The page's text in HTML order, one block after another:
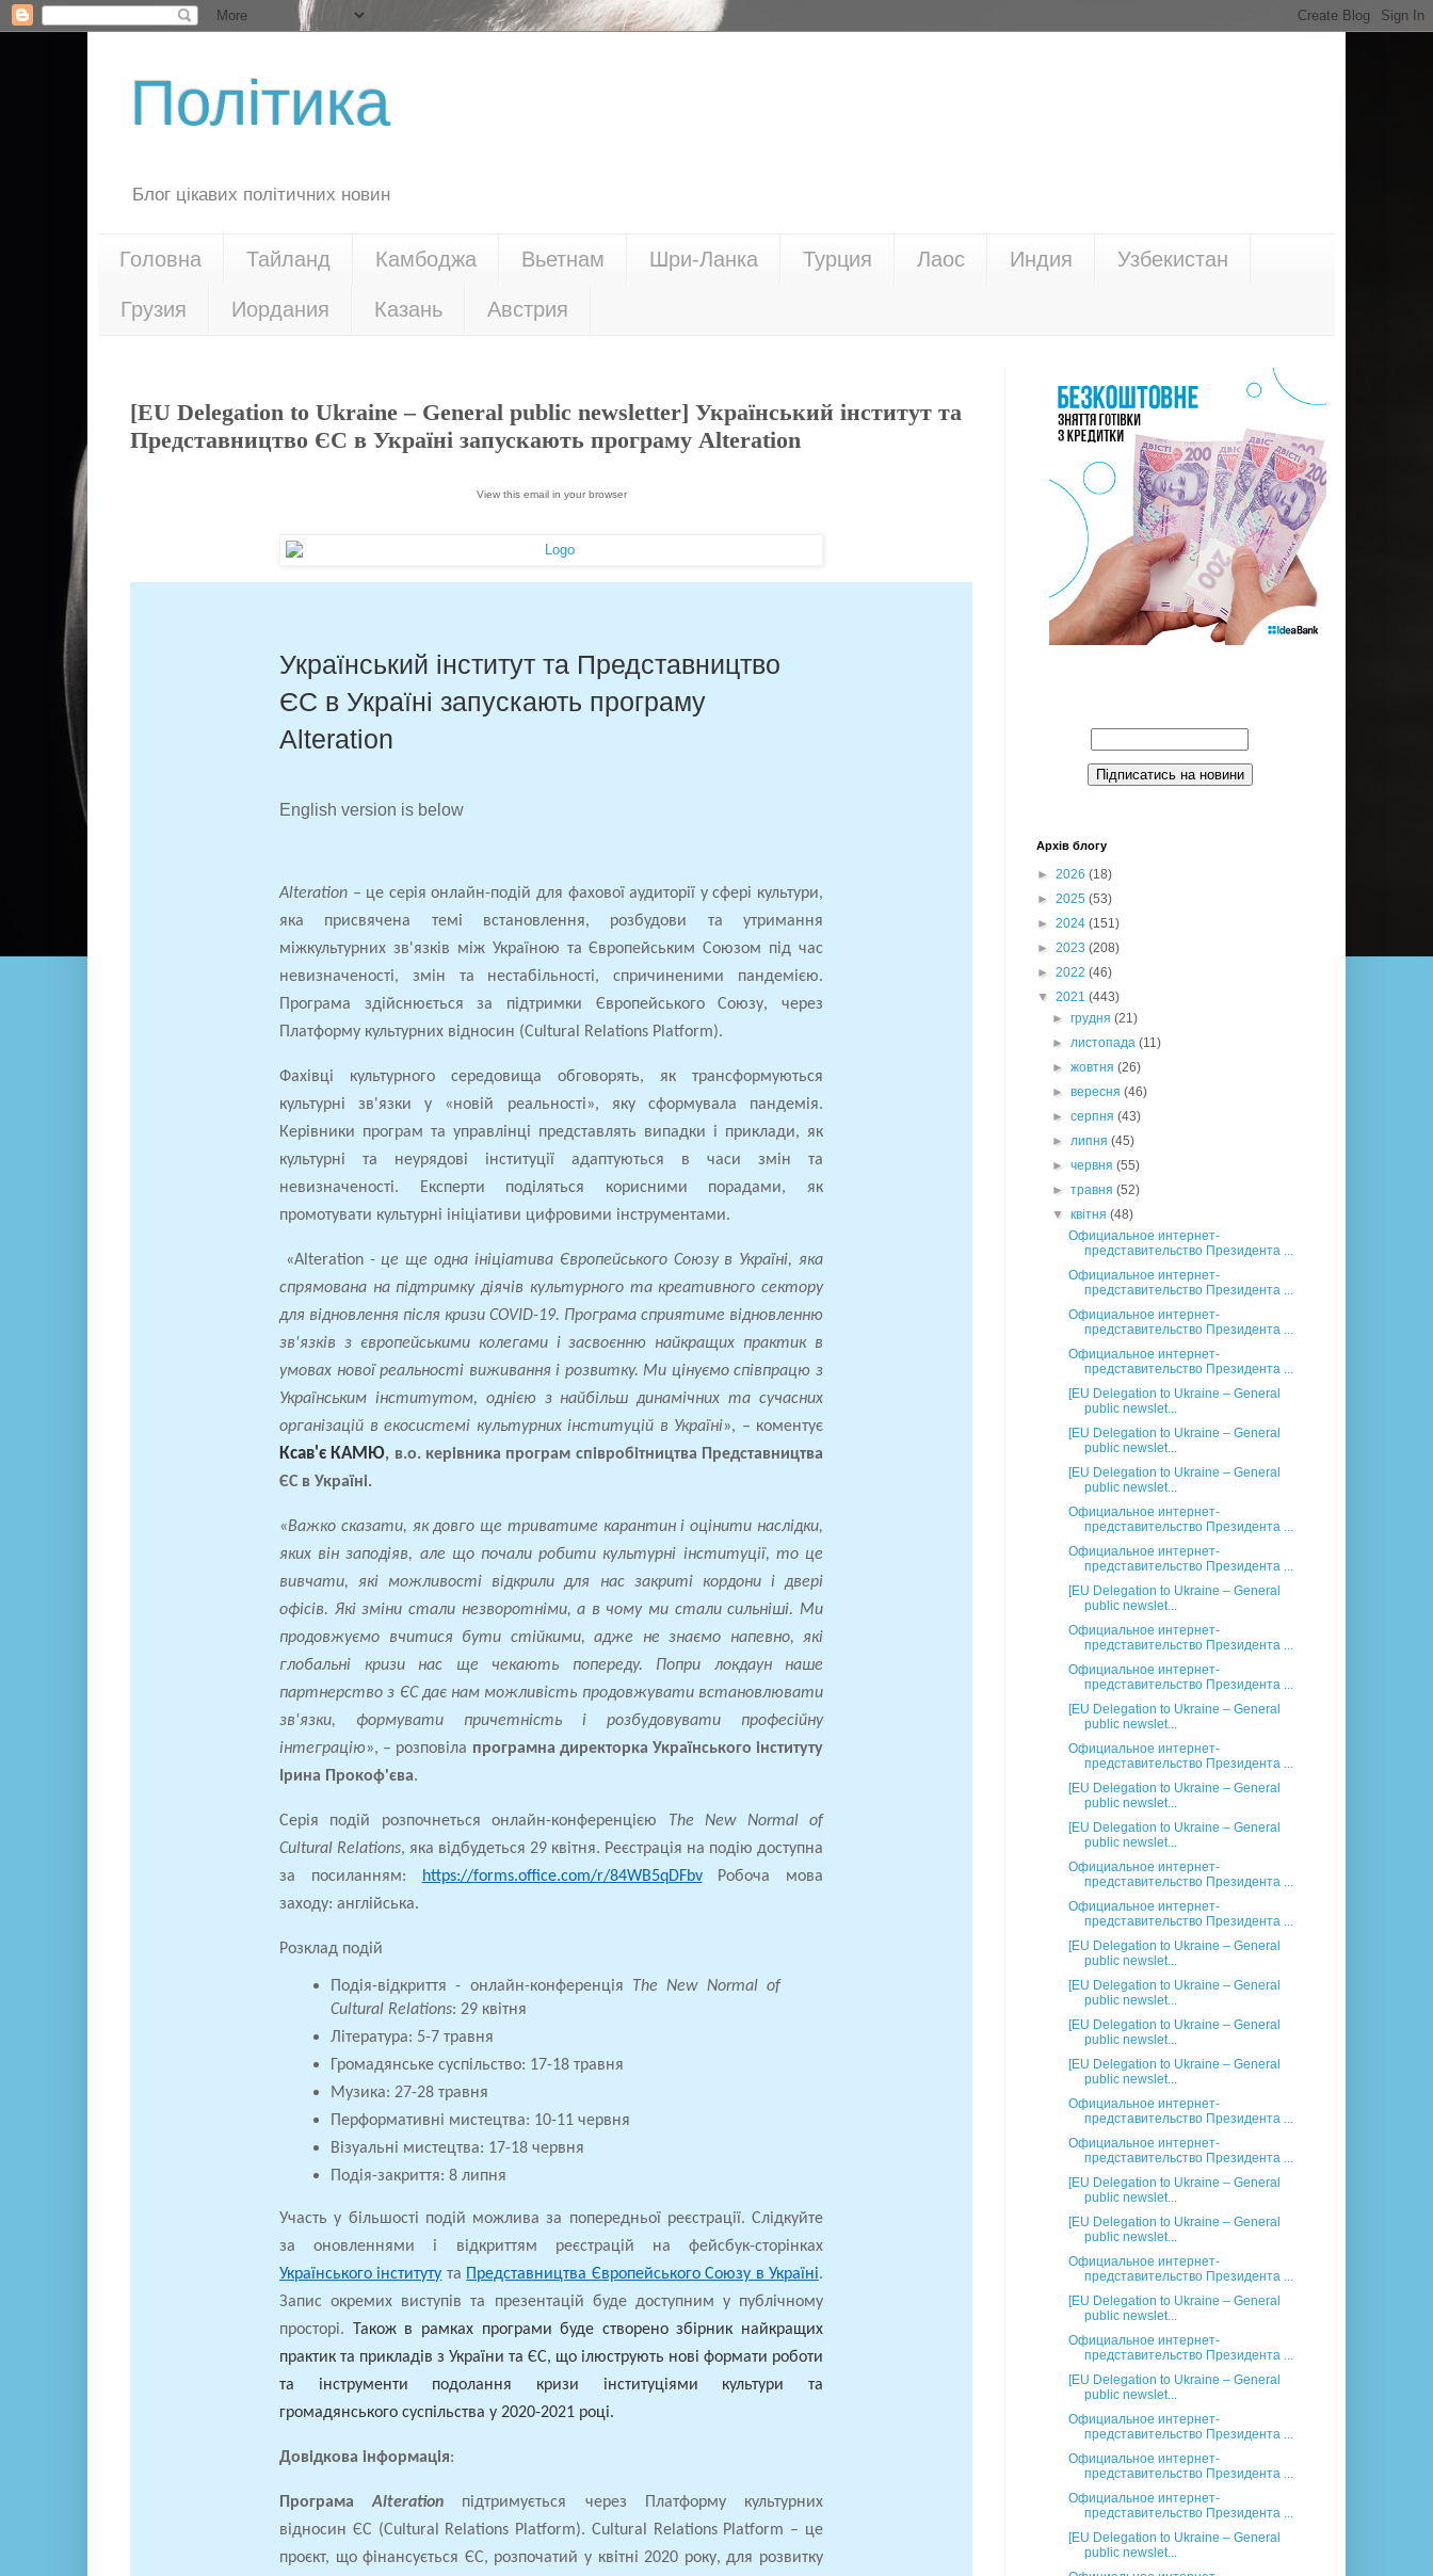
Політика
Блог цікавих політичних новин
Головна Тайланд Камбоджа Вьетнам Шри-Ланка Турция Лаос Индия Узбекистан
Грузия Иордания Казань Австрия
[EU Delegation to Ukraine – General public newsletter] Український інститут та
Представництво ЄС в Україні запускають програму Alteration
View this email in your browser
Український інститут та Представництво
ЄС в Україні запускають програму
Alteration
English version is below
Alteration – це серія онлайн-подій для фахової аудиторії у сфері культури,
яка присвячена темі встановлення, розбудови та утримання
міжкультурних зв'язків між Україною та Європейським Союзом під час
невизначеності, змін та нестабільності, спричиненими пандемією.
Програма здійснюється за підтримки Європейського Союзу, через
Платформу культурних відносин (Cultural Relations Platform).
Фахівці культурного середовища обговорять, як трансформуються
культурні зв'язки у «новій реальності», яку сформувала пандемія.
Керівники програм та управлінці представлять випадки і приклади, як
культурні та неурядові інституції адаптуються в часи змін та
невизначеності. Експерти поділяться корисними порадами, як
промотувати культурні ініціативи цифровими інструментами.
«Alteration - це ще одна ініціатива Європейського Союзу в Україні, яка
спрямована на підтримку діячів культурного та креативного сектору
для відновлення після кризи COVID-19. Програма сприятиме відновленню
зв'язків з європейськими колегами і засвоєнню найкращих практик в
умовах нової реальності виживання і розвитку. Ми цінуємо співпрацю з
Українським інститутом, однією з найбільш динамічних та сучасних
організацій в екосистемі культурних інституцій в Україні», – коментує
Ксав'є КАМЮ, в.о. керівника програм співробітництва Представництва
ЄС в Україні.
«Важко сказати, як довго ще триватиме карантин і оцінити наслідки,
яких він заподіяв, але що почали робити культурні інституції, то це
вивчати, які можливості відкрили для нас закриті кордони і двері
офісів. Які зміни стали незворотніми, а в чому ми стали сильніші. Ми
продовжуємо вчитися бути стійкими, адже не знаємо напевно, які
глобальні кризи нас ще чекають попереду. Попри локдаун наше
партнерство з ЄС дає нам можливість продовжувати встановлювати
зв'язки, формувати причетність і розбудовувати професійну
інтеграцію», – розповіла програмна директорка Українського інституту
Ірина Прокоф'єва.
Серія подій розпочнеться онлайн-конференцією
The New Normal of
Cultural Relations, яка відбудеться 29 квітня. Реєстрація на подію доступна
за посиланням:
https://forms.office.com/r/84WB5qDFbvРобоча мова
заходу: англійська.
Розклад подій
Подія-відкриття - онлайн-конференція
The New Normal of
Cultural Relations: 29 квітня
Література: 5-7 травня
Громадянське суспільство: 17-18 травня
Музика: 27-28 травня
Перформативні мистецтва: 10-11 червня
Візуальні мистецтва: 17-18 червня
Подія-закриття: 8 липня
Участь у більшості подій можлива за попередньої реєстрації. Слідкуйте
за оновленнями і відкриттям реєстрацій на фейсбук-сторінках
Українського інституту та Представництва Європейського Союзу в Україні.
Запис окремих виступів та презентацій буде доступним у публічному
просторі.
Також в рамках програми буде створено збірник найкращих
практик та прикладів з України та ЄС, що ілюструють нові формати роботи
та інструменти подолання кризи інституціями культури та
громадянського суспільства у 2020-2021 році.
Довідкова інформація:
ПрограмаAlteration
підтримується через Платформу культурних
відносин ЄС (Cultural Relations Platform). Cultural Relations Platform – це
проєкт, що фінансується ЄС, розпочатий у квітні 2020 року, для розвитку
Архів блогу
► 2026 (18)
► 2025 (53)
► 2024 (151)
► 2023 (208)
► 2022 (46)
▼ 2021 (443)
►грудня(21)
►листопада(11)
►жовтня(26)
►вересня(46)
►серпня(43)
►липня(45)
►червня(55)
►травня(52)
▼квітня(48)
Официальное интернет-
представительство Президента ...
Официальное интернет-
представительство Президента ...
Официальное интернет-
представительство Президента ...
Официальное интернет-
представительство Президента ...
[EU Delegation to Ukraine – General
public newslet...
[EU Delegation to Ukraine – General
public newslet...
[EU Delegation to Ukraine – General
public newslet...
Официальное интернет-
представительство Президента ...
Официальное интернет-
представительство Президента ...
[EU Delegation to Ukraine – General
public newslet...
Официальное интернет-
представительство Президента ...
Официальное интернет-
представительство Президента ...
[EU Delegation to Ukraine – General
public newslet...
Официальное интернет-
представительство Президента ...
[EU Delegation to Ukraine – General
public newslet...
[EU Delegation to Ukraine – General
public newslet...
Официальное интернет-
представительство Президента ...
Официальное интернет-
представительство Президента ...
[EU Delegation to Ukraine – General
public newslet...
[EU Delegation to Ukraine – General
public newslet...
[EU Delegation to Ukraine – General
public newslet...
[EU Delegation to Ukraine – General
public newslet...
Официальное интернет-
представительство Президента ...
Официальное интернет-
представительство Президента ...
[EU Delegation to Ukraine – General
public newslet...
[EU Delegation to Ukraine – General
public newslet...
Официальное интернет-
представительство Президента ...
[EU Delegation to Ukraine – General
public newslet...
Официальное интернет-
представительство Президента ...
[EU Delegation to Ukraine – General
public newslet...
Официальное интернет-
представительство Президента ...
Официальное интернет-
представительство Президента ...
Официальное интернет-
представительство Президента ...
[EU Delegation to Ukraine – General
public newslet...